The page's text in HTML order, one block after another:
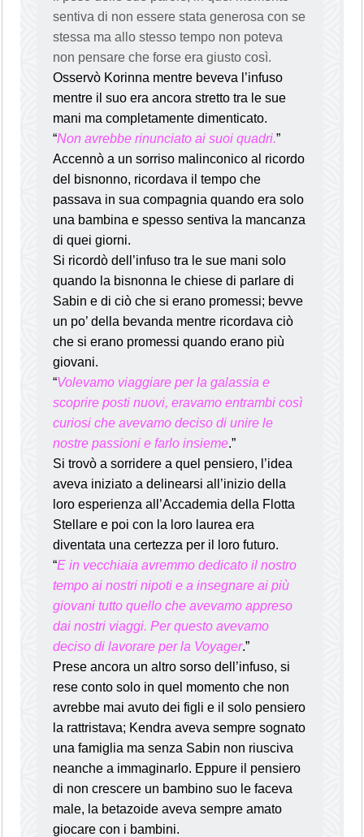
sentiva di non essere stata generosa con se
stessa ma allo stesso tempo non poteva
non pensare che forse era giusto così.
Osservò Korinna mentre beveva l’infuso
mentre il suo era ancora stretto tra le sue
mani ma completamente dimenticato.
“Non avrebbe rinunciato ai suoi quadri.”
Accennò a un sorriso malinconico al ricordo
del bisnonno, ricordava il tempo che
passava in sua compagnia quando era solo
una bambina e spesso sentiva la mancanza
di quei giorni.
Si ricordò dell’infuso tra le sue mani solo
quando la bisnonna le chiese di parlare di
Sabin e di ciò che si erano promessi; bevve
un po’ della bevanda mentre ricordava ciò
che si erano promessi quando erano più
giovani.
“Volevamo viaggiare per la galassia e
scoprire posti nuovi, eravamo entrambi così
curiosi che avevamo deciso di unire le
nostre passioni e farlo insieme.”
Si trovò a sorridere a quel pensiero, l’idea
aveva iniziato a delinearsi all’inizio della
loro esperienza all’Accademia della Flotta
Stellare e poi con la loro laurea era
diventata una certezza per il loro futuro.
“E in vecchiaia avremmo dedicato il nostro
tempo ai nostri nipoti e a insegnare ai più
giovani tutto quello che avevamo appreso
dai nostri viaggi. Per questo avevamo
deciso di lavorare per la Voyager.”
Prese ancora un altro sorso dell’infuso, si
rese conto solo in quel momento che non
avrebbe mai avuto dei figli e il solo pensiero
la rattristava; Kendra aveva sempre sognato
una famiglia ma senza Sabin non riusciva
neanche a immaginarlo. Eppure il pensiero
di non crescere un bambino suo le faceva
male, la betazoide aveva sempre amato
giocare con i bambini.